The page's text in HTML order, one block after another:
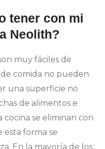
tener con mi
Neolith?
muy fáciles de
comida no pueden
una superficie no
de alimentos e
se eliminan con
esta forma se
En la mayoría de los